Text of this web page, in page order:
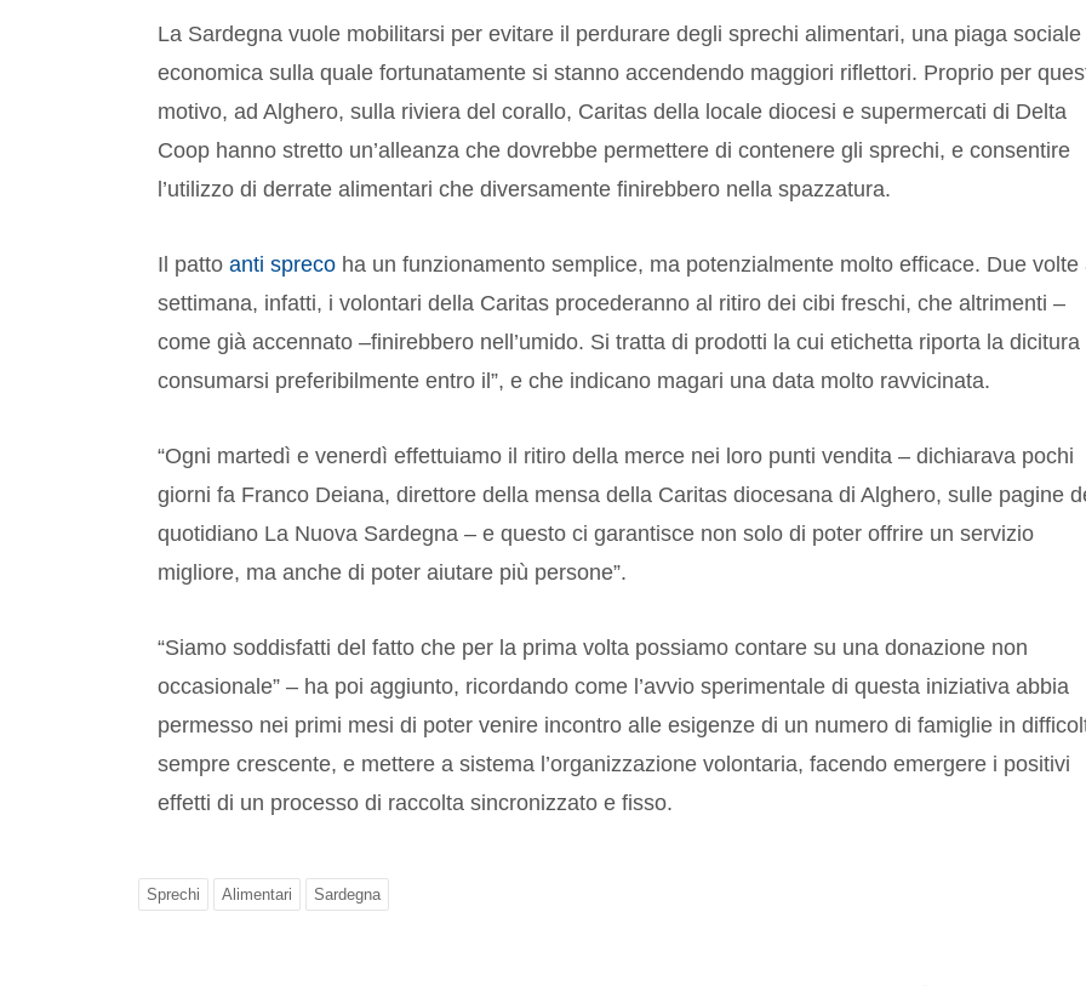
La Sardegna vuole mobilitarsi per evitare il perdurare degli sprechi alimentari, una piaga sociale
economica sulla quale fortunatamente si stanno accendendo maggiori riflettori. Proprio per
motivo, ad Alghero, sulla riviera del corallo, Caritas della locale diocesi e supermercati di Delta
Coop hanno stretto un’alleanza che dovrebbe permettere di contenere gli sprechi, e consentire
l’utilizzo di derrate alimentari che diversamente finirebbero nella spazzatura.
Il patto anti spreco ha un funzionamento semplice, ma potenzialmente molto efficace. Due volte
settimana, infatti, i volontari della Caritas procederanno al ritiro dei cibi freschi, che altrimenti –
come già accennato –finirebbero nell’umido. Si tratta di prodotti la cui etichetta riporta la dicitura
consumarsi preferibilmente entro il”, e che indicano magari una data molto ravvicinata.
“Ogni martedì e venerdì effettuiamo il ritiro della merce nei loro punti vendita – dichiarava pochi
giorni fa Franco Deiana, direttore della mensa della Caritas diocesana di Alghero, sulle pagine
quotidiano La Nuova Sardegna – e questo ci garantisce non solo di poter offrire un servizio
migliore, ma anche di poter aiutare più persone”.
“Siamo soddisfatti del fatto che per la prima volta possiamo contare su una donazione non
occasionale” – ha poi aggiunto, ricordando come l’avvio sperimentale di questa iniziativa abbia
permesso nei primi mesi di poter venire incontro alle esigenze di un numero di famiglie in
sempre crescente, e mettere a sistema l’organizzazione volontaria, facendo emergere i positivi
effetti di un processo di raccolta sincronizzato e fisso.
Sprechi Alimentari Sardegna